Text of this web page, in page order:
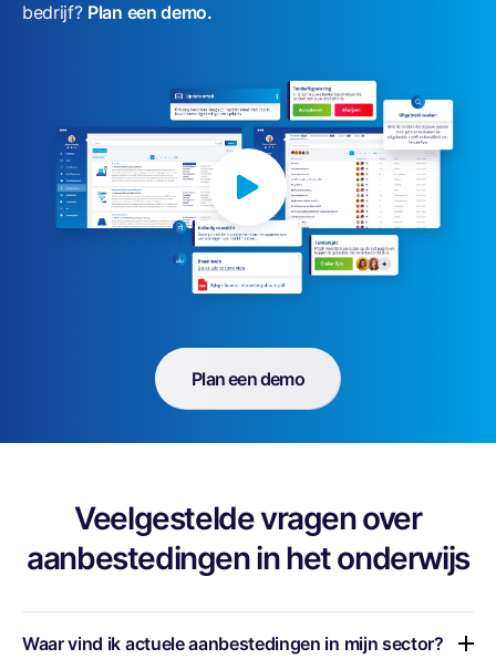
bedrijf? Plan eendemo.
Plan een demo
Veelgestelde vragen over
aanbestedingen in het onderwijs
Waar vind ik actuele aanbestedingen in mijn sector?